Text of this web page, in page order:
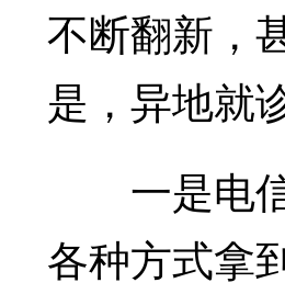
不断翻新，
是，异地就
一是电信
各种方式拿